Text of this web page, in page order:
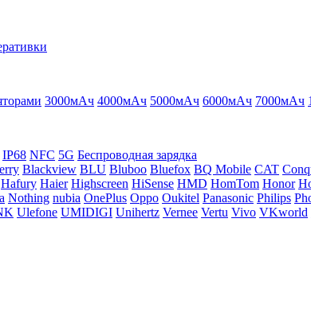
3000мАч 4000мАч 5000мАч 6000мАч 7000мАч
IP68 NFC 5G Беспроводная зарядка
Blackview BLU Bluboo Bluefox BQ Mobile CAT
Hafury Haier Highscreen HiSense HMD HomTom Honor
Nothing nubia OnePlus Oppo Oukitel Panasonic Philips
Ulefone UMIDIGI Unihertz Vernee Vertu Vivo VKworld